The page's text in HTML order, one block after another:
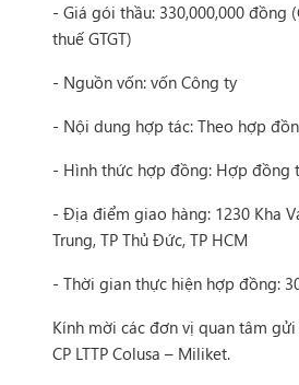
- Giá gói thầu: 330,000,000 đồng
thuế GTGT)
- Nguồn vốn: vốn Công ty
- Nội dung hợp tác: Theo hợp
- Hình thức hợp đồng: Hợp đồng
- Địa điểm giao hàng: 1230 Kha
Trung, TP Thủ Đức, TP HCM
- Thời gian thực hiện hợp đồng:
Kính mời các đơn vị quan tâm
CP LTTP Colusa – Miliket.